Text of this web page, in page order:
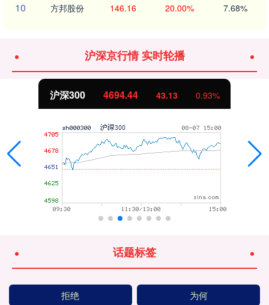
10 方邦股份 146.16 20.00% 7.68%
沪深京行情 实时轮播
沪深300 4694.44 43.13 0.93%
话题标签
拒绝 为何